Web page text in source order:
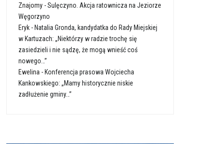
Znajomy -Sulęczyno. Akcja ratownicza na Jeziorze
Węgorzyno
Eryk - Natalia Gronda, kandydatka do Rady Miejskiej
w Kartuzach: „Niektórzy w radzie trochę się
zasiedzieli i nie sądzę, że mogą wnieść coś
nowego…”
Ewelina - Konferencja prasowa Wojciecha
Kankowskiego: „Mamy historycznie niskie
zadłużenie gminy…”